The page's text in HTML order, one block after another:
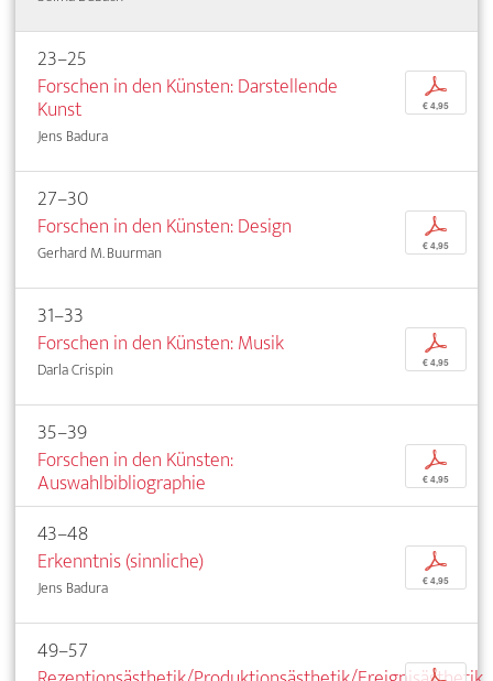
23–25
Forschen in den Künsten: Darstellende
Kunst
Jens Badura
p
€ 4,95
27–30
Forschen in den Künsten: Design
Gerhard M. Buurman
p
€ 4,95
31–33
Forschen in den Künsten: Musik
Darla Crispin
p
€ 4,95
35–39
Forschen in den Künsten:
Auswahlbibliographie
p
€ 4,95
43–48
Erkenntnis (sinnliche)
Jens Badura
p
€ 4,95
49–57